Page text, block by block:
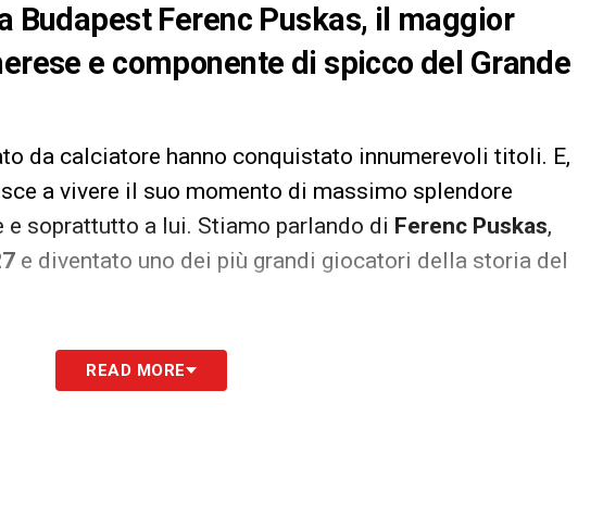
Budapest Ferenc Puskas, il maggior
e componente di spicco del Grande
da calciatore hanno conquistato innumerevoli titoli. E,
a vivere il suo momento di massimo splendore
soprattutto a lui. Stiamo parlando di Ferenc Puskas,
e diventato uno dei più grandi giocatori della storia del
la bellezza di616 gol
dal momento che ha calcato i campi di calcio, tra il
READ MORE